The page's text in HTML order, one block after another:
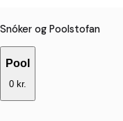
Snóker og Poolstofan
Pool
0 kr.